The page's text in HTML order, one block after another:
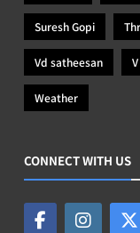
Suresh Gopi
Vd satheesan
Weather
CONNECT WITH US